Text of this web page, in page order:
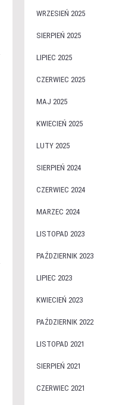
WRZESIEŃ 2025
SIERPIEŃ 2025
LIPIEC 2025
CZERWIEC 2025
MAJ 2025
KWIECIEŃ 2025
LUTY 2025
SIERPIEŃ 2024
CZERWIEC 2024
MARZEC 2024
LISTOPAD 2023
PAŹDZIERNIK 2023
LIPIEC 2023
KWIECIEŃ 2023
PAŹDZIERNIK 2022
LISTOPAD 2021
SIERPIEŃ 2021
CZERWIEC 2021